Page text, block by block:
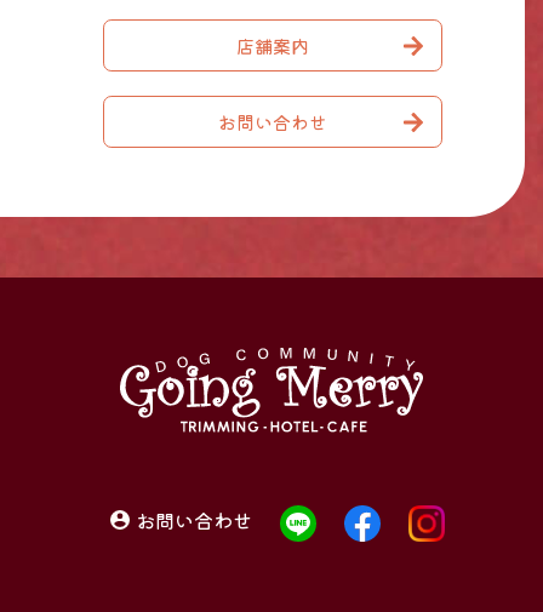
店舗案内
お問い合わせ
お問い合わせ